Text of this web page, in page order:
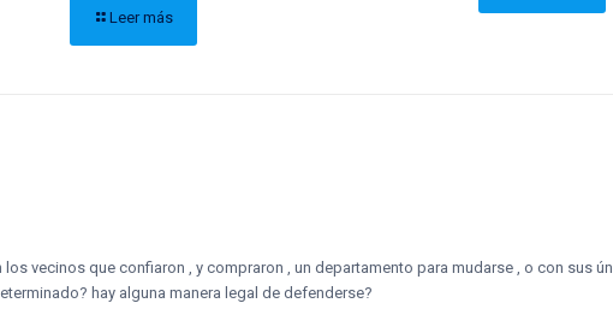
Leer más
los vecinos que confiaron , y compraron , un departamento para mudarse , o con sus
hay alguna manera legal de defenderse?